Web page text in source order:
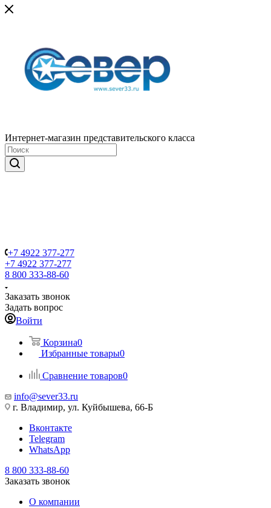
Интернет-магазин представительского класса
+7 4922 377-277
+7 4922 377-277
8 800 333-88-60
Заказать звонок
Задать вопрос
Войти
Корзина0
Избранные товары0
Сравнение товаров0
info@sever33.ru
г. Владимир, ул. Куйбышева, 66-Б
Вконтакте
Telegram
WhatsApp
8 800 333-88-60
Заказать звонок
О компании